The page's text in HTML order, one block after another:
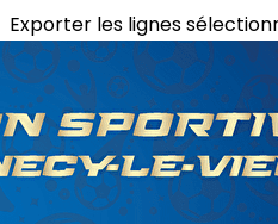
Exporter les lignes
Exporter toutes les
Exporter uniquement
Menu
?>
Images de la page d'accueil